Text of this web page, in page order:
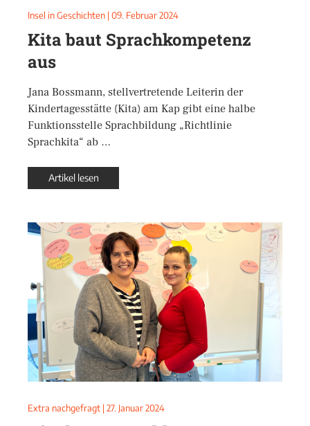
Insel in Geschichten | 09. Februar 2024
Kita baut Sprachkompetenz
aus
Jana Bossmann, stellvertretende Leiterin der
Kindertagesstätte (Kita) am Kap gibt eine halbe
Funktionsstelle Sprachbildung „Richtlinie
Sprachkita“ ab …
Artikel lesen
Extra nachgefragt | 27. Januar 2024